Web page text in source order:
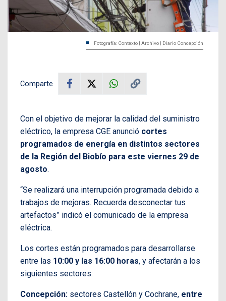
Fotografía: Contexto | Archivo | Diario Concepción
Comparte
Con el objetivo de mejorar la calidad del suministro
eléctrico, la empresa CGE anunció cortes
programados de energía en distintos sectores
de la Región del Biobío para este viernes 29 de
agosto.
“Se realizará una interrupción programada debido a
trabajos de mejoras. Recuerda desconectar tus
artefactos” indicó el comunicado de la empresa
eléctrica.
Los cortes están programados para desarrollarse
entre las 10:00 y las 16:00 horas, y afectarán a los
siguientes sectores:
Concepción: sectores Castellón y Cochrane, entre